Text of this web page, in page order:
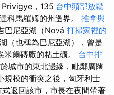
Privigye，135 台中頭部放鬆
科馬羅姆的州邊界。 推拿與
巴尼亞湖（Nová 打掃家裡的
（也稱為巴尼亞湖），曾是
米爾磚廠的粘土礦。 台中排
城市的東北邊緣，毗鄰廣闊
規模的衝突之後，匈牙利士
返回該市，市長在夜間帶著